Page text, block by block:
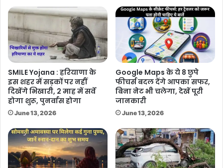
SMILE Yojana : हरियाणा के
इस शहर में सड़कों पर नहीं
दिखेंगे भिखारी, 2 माह में सर्वे
होगा शुरू, पुनर्वास होगा
June 13, 2026
Google Maps के ये 8 छुपे
फीचर्स बदल देंगे आपका सफर,
बिना नेट भी चलेगा, देखें पूरी
जानकारी
June 13, 2026